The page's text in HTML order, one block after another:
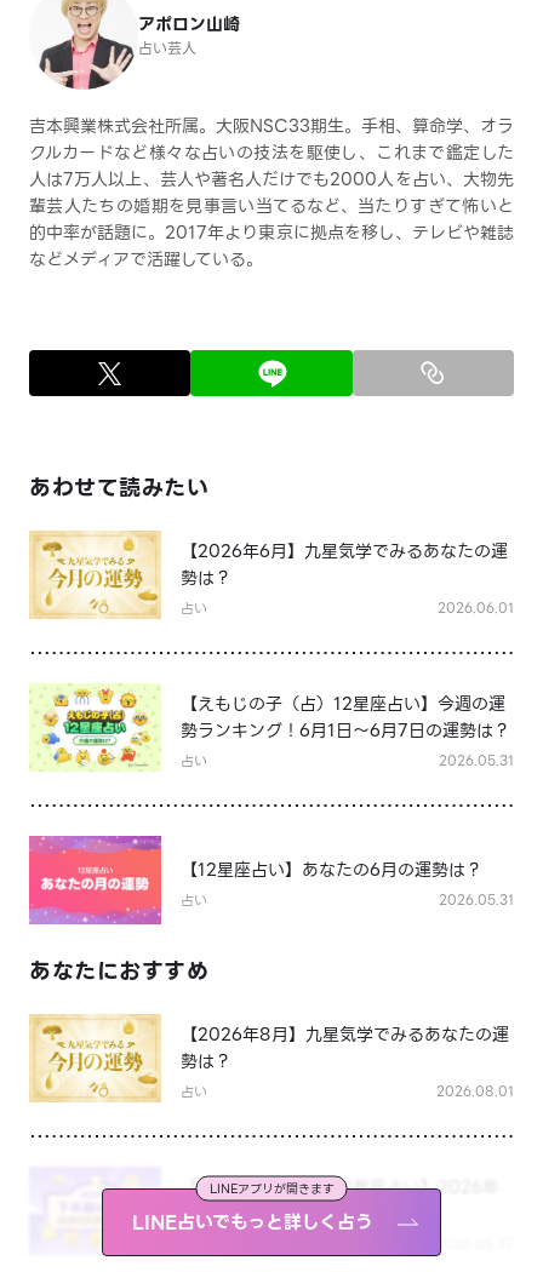
LINEアプリが開きます
LINE占いでもっと詳しく占う
アポロン山崎
占い芸人
吉本興業株式会社所属。大阪NSC33期生。手相、算命学、オラ
クルカードなど様々な占いの技法を駆使し、これまで鑑定した
人は7万人以上、芸人や著名人だけでも2000人を占い、大物先
輩芸人たちの婚期を見事言い当てるなど、当たりすぎて怖いと
的中率が話題に。2017年より東京に拠点を移し、テレビや雑誌
などメディアで活躍している。
あわせて読みたい
【2026年6月】九星気学でみるあなたの運
勢は？
占い 2026.06.01
【えもじの子（占）12星座占い】今週の運
勢ランキング！6月1日～6月7日の運勢は？
占い 2026.05.31
【12星座占い】あなたの6月の運勢は？
占い 2026.05.31
あなたにおすすめ
【2026年8月】九星気学でみるあなたの運
勢は？
占い 2026.08.01
【えもじの子（占）12星座占い】2026年
下半期、あなたの運勢は？